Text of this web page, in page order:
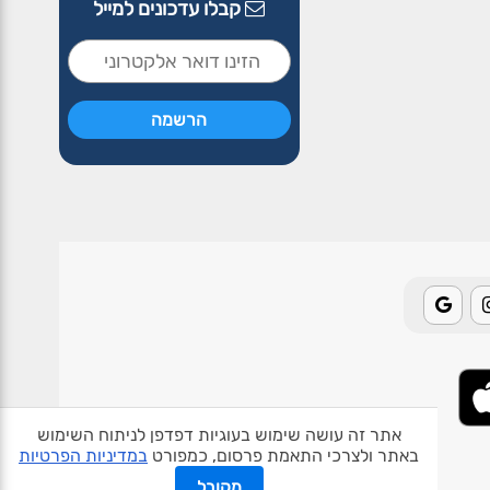
אתר זה עושה שימוש בעוגיות דפדפן לניתוח השימוש
באתר ולצרכי התאמת פרסום, כמפורט במדיניות הפרטיות
קבלו עדכונים למייל
אודות האתר פרטיות תנאי שימוש צור קשר בעלי אתרים